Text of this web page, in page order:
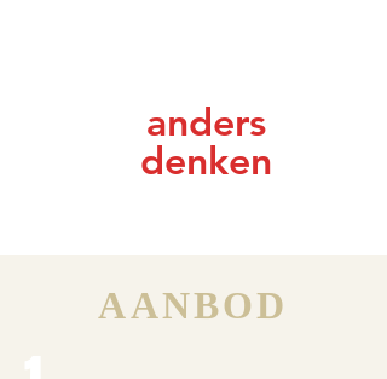
anders
denken
AANBOD